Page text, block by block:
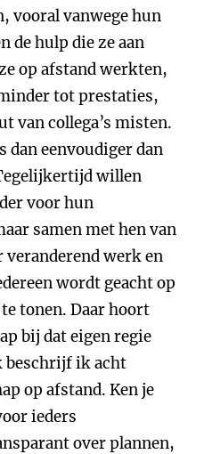
vooral vanwege hun
de hulp die ze aan
op afstand werkten,
tot prestaties,
van collega’s misten.
dan eenvoudiger dan
willen
voor hun
samen met hen van
veranderend werk en
wordt geacht op
tonen. Daar hoort
bij dat eigen regie
beschrijf ik acht
op afstand. Ken je
ieders
over plannen,